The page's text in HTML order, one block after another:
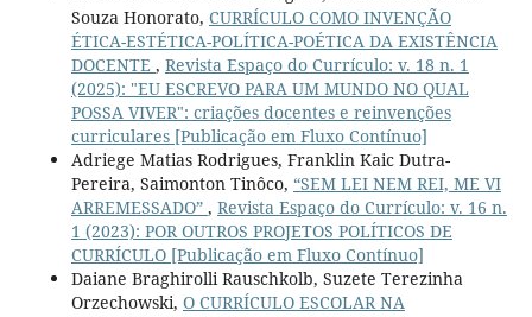
Souza Honorato, CURRÍCULO COMO INVENÇÃO
ÉTICA-ESTÉTICA-POLÍTICA-POÉTICA DA EXISTÊNCIA
DOCENTE , Revista Espaço do Currículo: v. 18 n. 1
(2025): "EU ESCREVO PARA UM MUNDO NO QUAL
POSSA VIVER": criações docentes e reinvenções
curriculares [Publicação em Fluxo Contínuo]
Adriege Matias Rodrigues, Franklin Kaic Dutra-
Pereira, Saimonton Tinôco, “SEM LEI NEM REI, ME VI
ARREMESSADO” , Revista Espaço do Currículo: v. 16 n.
1 (2023): POR OUTROS PROJETOS POLÍTICOS DE
CURRÍCULO [Publicação em Fluxo Contínuo]
Daiane Braghirolli Rauschkolb, Suzete Terezinha
Orzechowski, O CURRÍCULO ESCOLAR NA